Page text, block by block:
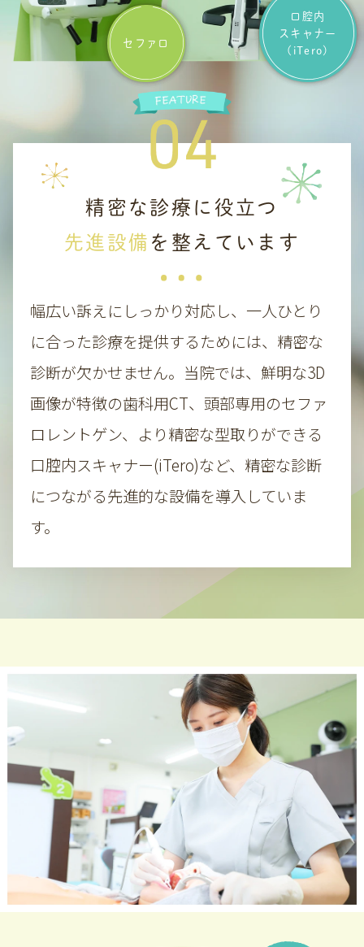
セファロ
口腔内
スキャナー
(iTero)
精密な診療に役立つ
先進設備 を整えています
幅広い訴えにしっかり対応し、一人ひとり
に合った診療を提供するためには、精密な
診断が欠かせません。当院では、鮮明な3D
画像が特徴の歯科用CT、 頭部専用のセファ
ロレントゲン、より精密な型取りができる
口腔内スキャナー(iTero)など、精密な診断
につながる先進的な設備を導入していま
す。